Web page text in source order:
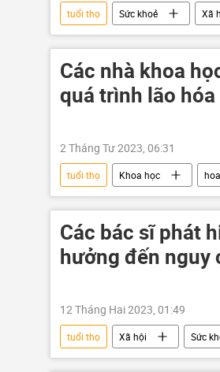
tuổi thọ Sức khoẻ Xã
Quan điểm-Ý kiến
Các nhà khoa
quá trình lão hóa
2 Tháng Tư 2023, 06:31
tuổi thọ Khoa học hoa
Các bác sĩ phát
hưởng đến nguy
12 Tháng Hai 2023, 01:49
tuổi thọ Xã hội Sức